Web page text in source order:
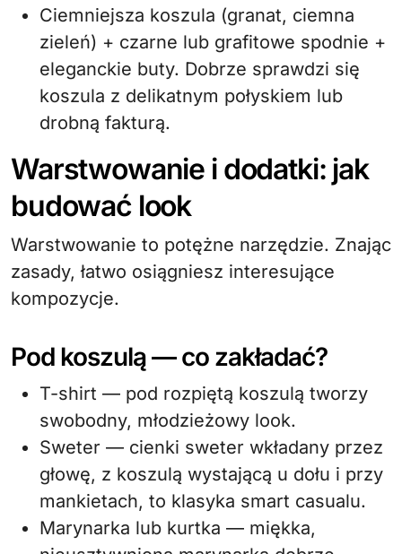
Ciemniejsza koszula (granat, ciemna
zieleń) + czarne lub grafitowe spodnie +
eleganckie buty. Dobrze sprawdzi się
koszula z delikatnym połyskiem lub
drobną fakturą.
Warstwowanie i dodatki: jak
budować look
Warstwowanie to potężne narzędzie. Znając
zasady, łatwo osiągniesz interesujące
kompozycje.
Pod koszulą — co zakładać?
T-shirt — pod rozpiętą koszulą tworzy
swobodny, młodzieżowy look.
Sweter — cienki sweter wkładany przez
głowę, z koszulą wystającą u dołu i przy
mankietach, to klasyka smart casualu.
Marynarka lub kurtka — miękka,